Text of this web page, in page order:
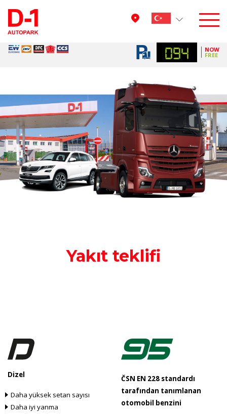
094 NOW
FREE
Yakıt teklifi
Dizel
Daha yüksek setan sayısı
Daha iyi yanma
ČSN EN 228 standardı
tarafından tanımlanan
otomobil benzini